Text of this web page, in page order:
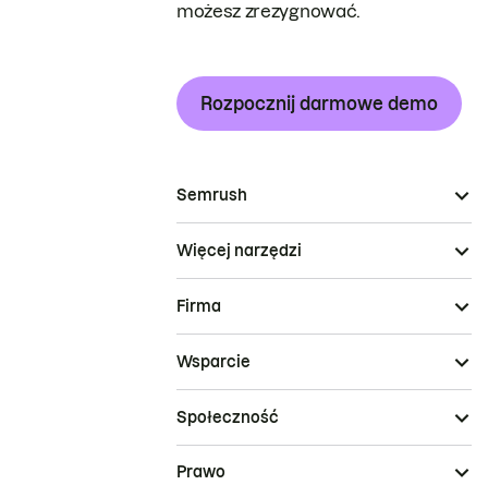
możesz zrezygnować.
Rozpocznij darmowe demo
Semrush
Więcej narzędzi
Firma
Wsparcie
Społeczność
Prawo